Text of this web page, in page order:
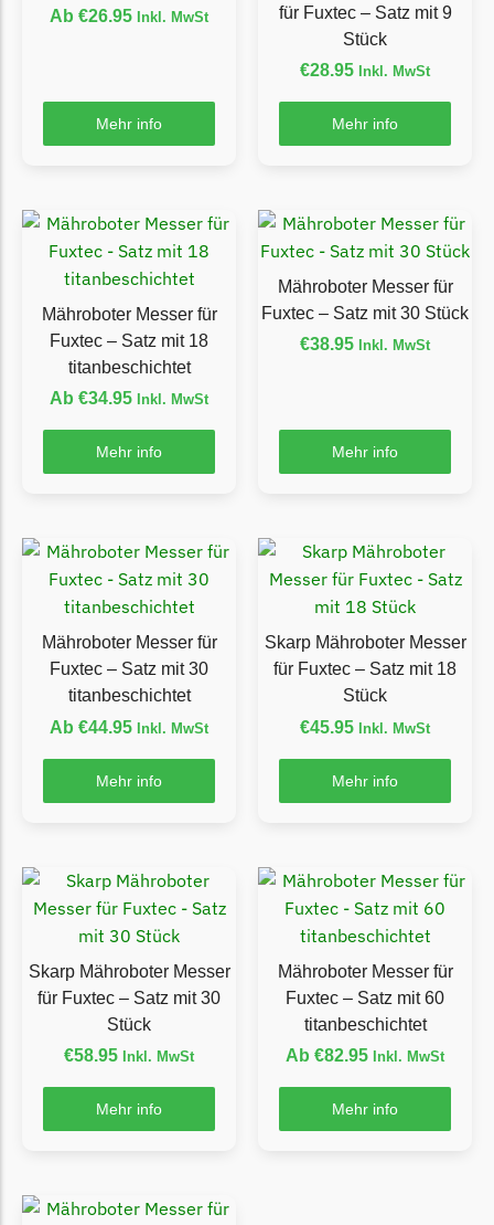
Ferrex Messer
Florabest
Florabest Messer
Begrenzungsdraht
Flymo
Flymo Messer
Begrenzungsdraht
Fuxtec Messer
Garden Feelings
Garden Feelings Messer
Begrenzungsdraht
Greenworks
Greenworks Messer
Begrenzungsdraht
Grouw Messer
Güde
Güde Messer
Begrenzungsdraht
Honda
Honda Messer
Begrenzungsdraht
Kress Messer
LandXcape
Ab €26.95 Inkl. MwSt
Mehr info
für Fuxtec – Satz mit 9
Stück
€28.95 Inkl. MwSt
Mehr info
Mähroboter Messer für
Fuxtec – Satz mit 18
titanbeschichtet
Ab €34.95 Inkl. MwSt
Mehr info
Mähroboter Messer für
Fuxtec – Satz mit 30 Stück
€38.95 Inkl. MwSt
Mehr info
Mähroboter Messer für
Fuxtec – Satz mit 30
titanbeschichtet
Ab €44.95 Inkl. MwSt
Mehr info
Skarp Mähroboter Messer
für Fuxtec – Satz mit 18
Stück
€45.95 Inkl. MwSt
Mehr info
Skarp Mähroboter Messer
für Fuxtec – Satz mit 30
Stück
€58.95 Inkl. MwSt
Mehr info
Mähroboter Messer für
Fuxtec – Satz mit 60
titanbeschichtet
Ab €82.95 Inkl. MwSt
Mehr info